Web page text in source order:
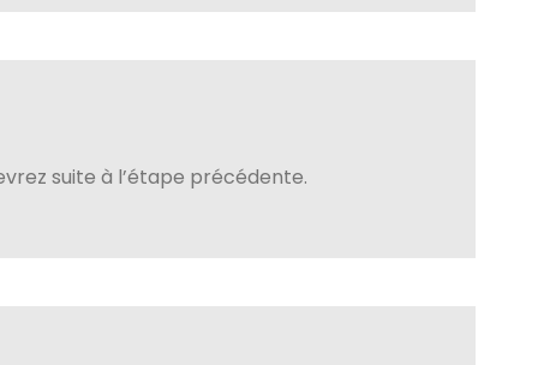
suite à l’étape précédente.